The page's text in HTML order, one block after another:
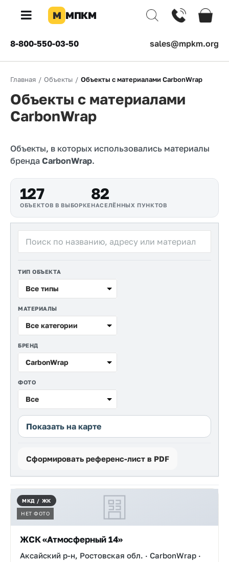
×
КОМПАНИЯ
О
компании
Оплата
Каталог
товаров
Бренды
Прайс-
лист
Калькуляторы
Контакты
8
800
550-
03-
50
sales@mpkm.org
М МПКМ
8-800-550-03-50 sales@mpkm.org
Главная / Объекты / Объекты с материалами CarbonWrap
Объекты с материалами
CarbonWrap
Объекты, в которых использовались материалы
бренда CarbonWrap.
127
ОБЪЕКТОВ В ВЫБОРКЕ
82
НАСЕЛЁННЫХ ПУНКТОВ
ТИП ОБЪЕКТА
Все типы
МАТЕРИАЛЫ
Все категории
БРЕНД
CarbonWrap
ФОТО
Все
Показать на карте
Сформировать референс-лист в PDF
Реализованные объекты
МКД / ЖК
НЕТ ФОТО
ЖСК «Атмосферный 14»
Аксайский р-н, Ростовская обл. · CarbonWrap ·